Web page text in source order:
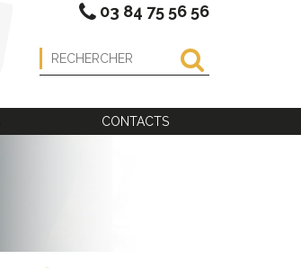
03 84 75 56 56
CONTACTS